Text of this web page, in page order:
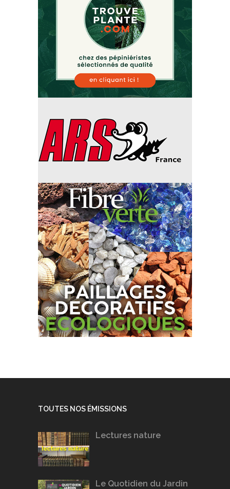
TOUTES NOS ÉMISSIONS
Lectures nature
Le Quotidien du Jardin